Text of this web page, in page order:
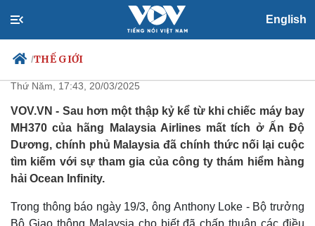
English
/THẾ GIỚI
Chính trị
Đảng
Tổ chức nhân sự
Quốc hội
Xã hội
Tin 24h
Dự báo thời tiết
Việc làm
Malaysia nối lại cuộc tìm kiếm
mới cho MH370
Thứ Năm, 17:43, 20/03/2025
VOV.VN - Sau hơn một thập kỷ kể từ khi chiếc máy bay
MH370 của hãng Malaysia Airlines mất tích ở Ấn Độ
Dương, chính phủ Malaysia đã chính thức nối lại cuộc
tìm kiếm với sự tham gia của công ty thám hiểm hàng
hải Ocean Infinity.
Trong thông báo ngày 19/3, ông Anthony Loke - Bộ trưởng
Bộ Giao thông Malaysia cho biết đã chấp thuận các điều